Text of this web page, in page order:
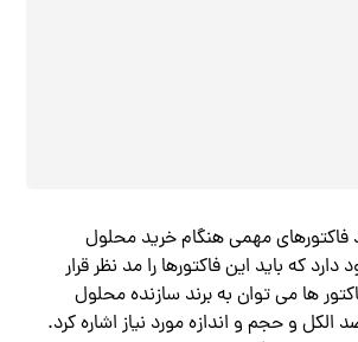
فاکتورهای مهمی هنگام خرید محلول
که باید این فاکتورها را مد نظر قرار
ها می توان به برند سازنده محلول
الکل و حجم و اندازه مورد نیاز اشاره کرد.